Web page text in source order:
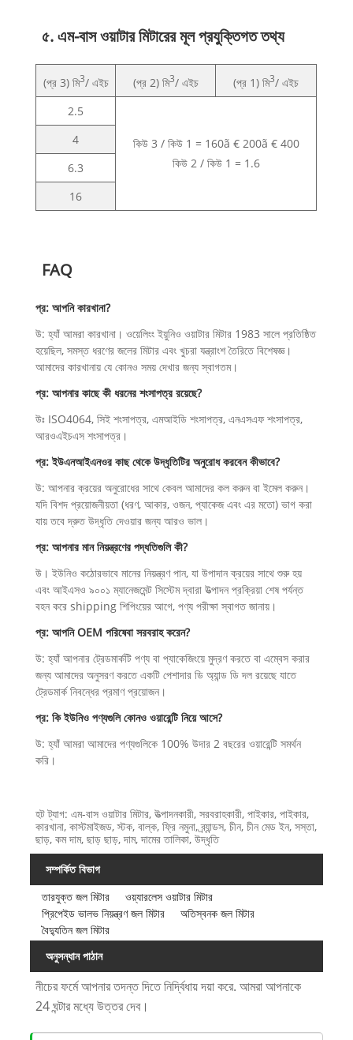
৫. এম-বাস ওয়াটার মিটারের মূল প্রযুক্তিগত তথ্য
(প্র 3) মি3/ এইচ (প্র 2) মি3/ এইচ (প্র 1) মি3/ এইচ
2.5
কিউ 3 / কিউ 1 = 160ã € 200ã € 400
কিউ 2 / কিউ 1 = 1.6
4
6.3
16
FAQ
প্র: আপনি কারখানা?
উ: হ্যাঁ আমরা কারখানা। ওয়েলিংং ইয়ুনিও ওয়াটার মিটার 1983 সালে প্রতিষ্ঠিত
হয়েছিল, সমস্ত ধরণের জলের মিটার এবং খুচরা যন্ত্রাংশ তৈরিতে বিশেষজ্ঞ।
আমাদের কারখানায় যে কোনও সময় দেখার জন্য স্বাগতম।
প্র: আপনার কাছে কী ধরনের শংসাপত্র রয়েছে?
উঃ ISO4064, সিই শংসাপত্র, এমআইডি শংসাপত্র, এনএসএফ শংসাপত্র,
আরওএইচএস শংসাপত্র।
প্র: ইউএনআইএনওর কাছ থেকে উদ্ধৃতিটির অনুরোধ করবেন কীভাবে?
উ: আপনার ক্রয়ের অনুরোধের সাথে কেবল আমাদের কল করুন বা ইমেল করুন।
যদি বিশদ প্রয়োজনীয়তা (ধরণ, আকার, ওজন, প্যাকেজ এবং এর মতো) ভাগ করা
যায় তবে দ্রুত উদ্ধৃতি দেওয়ার জন্য আরও ভাল।
প্র: আপনার মান নিয়ন্ত্রণের পদ্ধতিগুলি কী?
উ। ইউনিও কঠোরভাবে মানের নিয়ন্ত্রণ পান, যা উপাদান ক্রয়ের সাথে শুরু হয়
এবং আইএসও ৯০০১ ম্যানেজমেন্ট সিস্টেম দ্বারা উত্পাদন প্রক্রিয়া শেষ পর্যন্ত
বহন করে shipping শিপিংয়ের আগে, পণ্য পরীক্ষা স্বাগত জানায়।
প্র: আপনি OEM পরিষেবা সরবরাহ করেন?
উ: হ্যাঁ আপনার ট্রেডমার্কটি পণ্য বা প্যাকেজিংয়ে মুদ্রণ করতে বা এম্বেস করার
জন্য আমাদের অনুসরণ করতে একটি পেশাদার ডি অ্যান্ড ডি দল রয়েছে যাতে
ট্রেডমার্ক নিবন্ধের প্রমাণ প্রয়োজন।
প্র: কি ইউনিও পণ্যগুলি কোনও ওয়ারেন্টি নিয়ে আসে?
উ: হ্যাঁ আমরা আমাদের পণ্যগুলিকে 100% উদার 2 বছরের ওয়ারেন্টি সমর্থন
করি।
হট ট্যাগ: এম-বাস ওয়াটার মিটার, উত্পাদনকারী, সরবরাহকারী, পাইকার, পাইকার,
কারখানা, কাস্টমাইজড, স্টক, বাল্ক, ফ্রি নমুনা, ব্র্যান্ডস, চীন, চীন মেড ইন, সস্তা,
ছাড়, কম দাম, ছাড় ছাড়, দাম, দামের তালিকা, উদ্ধৃতি
সম্পর্কিত বিভাগ
তারযুক্ত জল মিটার
ওয়্যারলেস ওয়াটার মিটার
প্রিপেইড ভালভ নিয়ন্ত্রণ জল মিটার
অতিস্বনক জল মিটার
বৈদ্যুতিন জল মিটার
অনুসন্ধান পাঠান
নীচের ফর্মে আপনার তদন্ত দিতে নির্দ্বিধায় দয়া করে. আমরা আপনাকে
24 ঘন্টার মধ্যে উত্তর দেব।